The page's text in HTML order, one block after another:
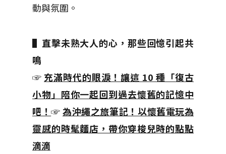
動與氛圍。
▌直擊未熟大人的心，那些回憶引起共
鳴
☞ 充滿時代的眼淚！讓這 10 種「復古
小物」陪你一起回到過去懷舊的記憶中
吧！☞為沖繩之旅筆記！以懷舊電玩為
靈感的時髦麵店，帶你穿梭兒時的點點
滴滴